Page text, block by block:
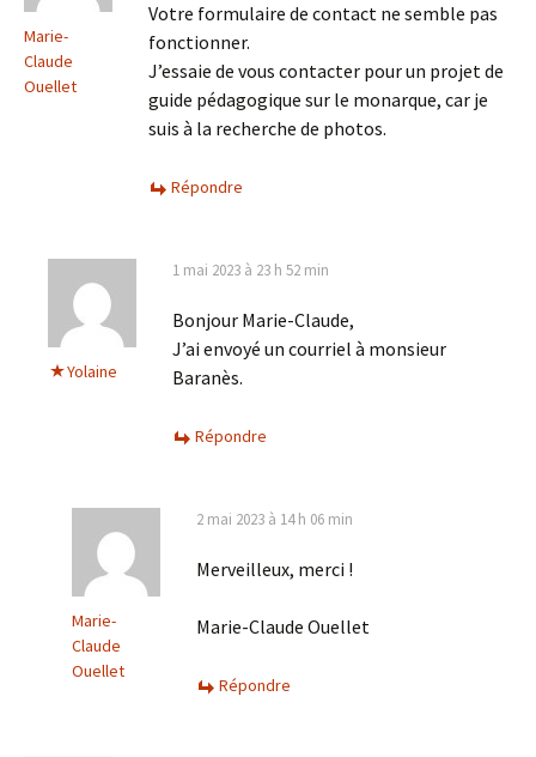
Marie-
Claude
Ouellet
Votre formulaire de contact ne semble pas
fonctionner.
J’essaie de vous contacter pour un projet de
guide pédagogique sur le monarque, car je
suis à la recherche de photos.
Répondre
Yolaine
1 mai 2023 à 23 h 52 min
Bonjour Marie-Claude,
J’ai envoyé un courriel à monsieur
Baranès.
Répondre
Marie-
Claude
Ouellet
2 mai 2023 à 14 h 06 min
Merveilleux, merci !
Marie-Claude Ouellet
Répondre